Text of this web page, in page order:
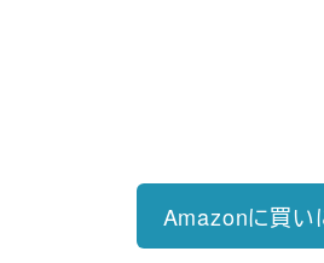
Amazonに買い